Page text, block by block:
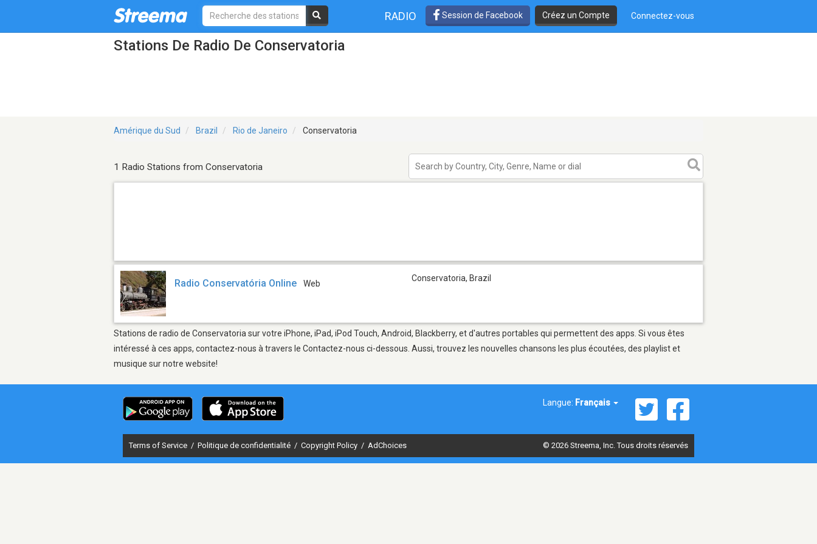
RADIO Session de Facebook Créez un Compte Connectez-vous
Stations De Radio De Conservatoria
Amérique du Sud Brazil Rio de Janeiro Conservatoria
1 Radio Stations from Conservatoria
Radio Conservatória Online Web
Conservatoria, Brazil
Stations de radio de Conservatoria sur votre iPhone, iPad, iPod Touch, Android, Blackberry, et d'autres portables qui permettent des apps. Si vous êtes
intéressé à ces apps, contactez-nous à travers le Contactez-nous ci-dessous. Aussi, trouvez les nouvelles chansons les plus écoutées, des playlist et
musique sur notre website!
Langue: Français
Terms of Service / Politique de confidentialité / Copyright Policy / AdChoices © 2026 Streema, Inc. Tous droits réservés